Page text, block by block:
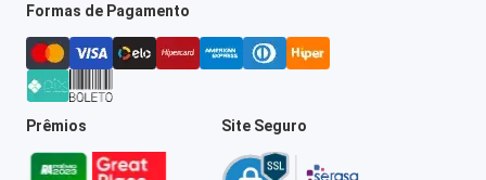
Formas de Pagamento
Prêmios Site Seguro